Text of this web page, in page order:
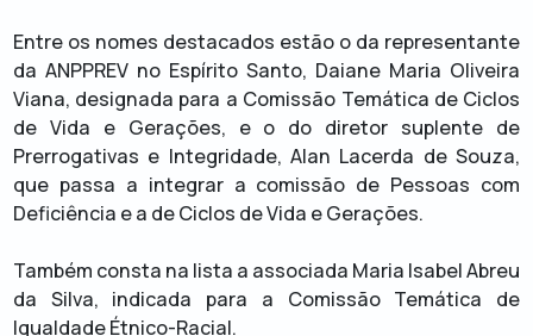
Entre os nomes destacados estão o da representante
da ANPPREV no Espírito Santo, Daiane Maria Oliveira
Viana, designada para a Comissão Temática de Ciclos
de Vida e Gerações, e o do diretor suplente de
Prerrogativas e Integridade, Alan Lacerda de Souza,
que passa a integrar a comissão de Pessoas com
Deficiência e a de Ciclos de Vida e Gerações.
Também consta na lista a associada Maria Isabel Abreu
da Silva, indicada para a Comissão Temática de
Igualdade Étnico-Racial.